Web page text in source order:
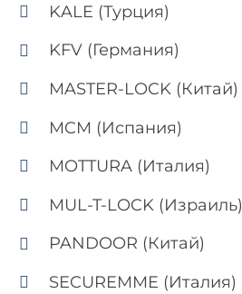
KALE (Турция)
KFV (Германия)
MASTER-LOCK (Китай)
MCM (Испания)
MOTTURA (Италия)
MUL-T-LOCK (Израиль)
PANDOOR (Китай)
SECUREMME (Италия)